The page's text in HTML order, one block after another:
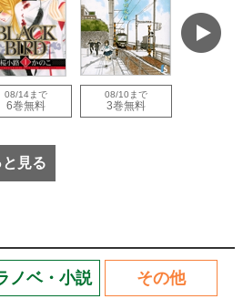
08/14まで
6巻無料
08/10まで
3巻無料
見る
ノベ・小説 その他